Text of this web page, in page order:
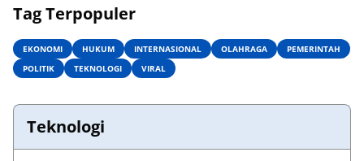
Tag Terpopuler
EKONOMI HUKUM INTERNASIONAL OLAHRAGA
PEMERINTAH
POLITIK
TEKNOLOGI VIRAL
Teknologi